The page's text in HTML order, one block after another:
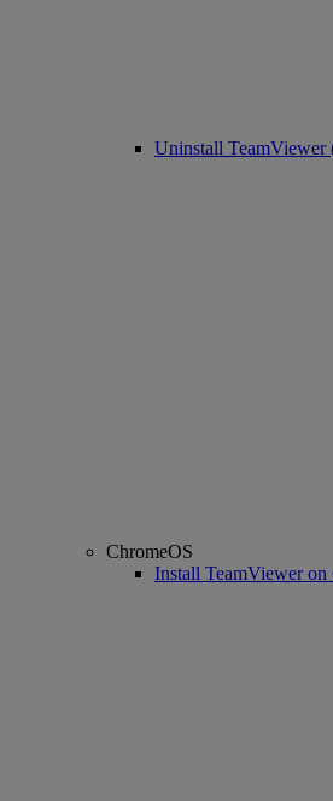
Uninstall TeamViewer
ChromeOS
Install TeamViewer on